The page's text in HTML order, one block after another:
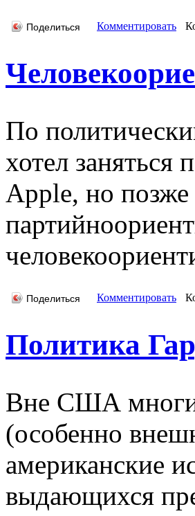
Поделиться Комментировать
По
хотел заняться
Apple, но
Поделиться Комментировать
Политика
Вне США
(особенно
американские
выдающихся